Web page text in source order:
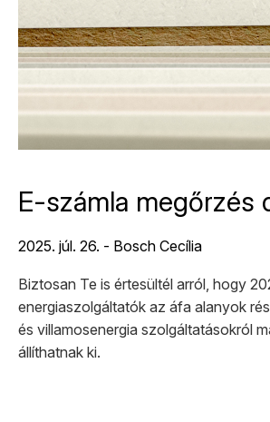
E-számla megőrzés
2025. júl. 26. - Bosch Cecília
Biztosan Te is értesültél arról, hogy
energiaszolgáltatók az áfa alanyok
és villamosenergia szolgáltatásokról
állíthatnak ki.